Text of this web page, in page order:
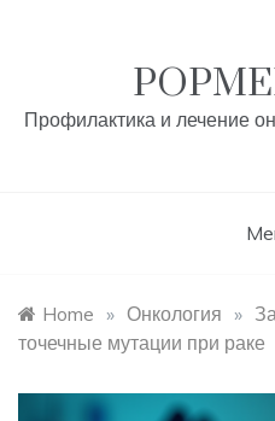
Профилактика и лечение
Home » Онкология »
точечные мутации при раке